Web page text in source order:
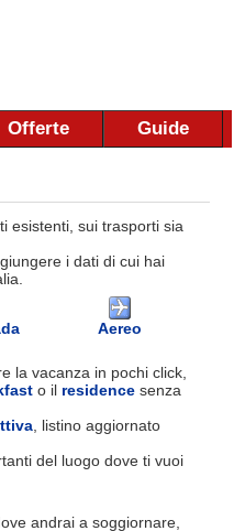
Offerte Guide
esistenti, sui trasporti sia
i dati di cui hai
Aereo
la vacanza in pochi click,
o il residence senza
, listino aggiornato
del luogo dove ti vuoi
andrai a soggiornare,